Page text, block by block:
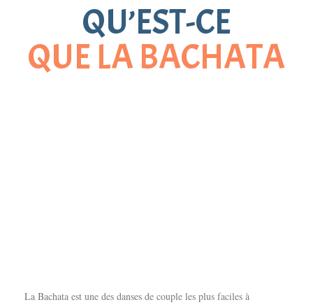
QU’EST-CE
QUE LA BACHATA
La Bachata est une des danses de couple les plus faciles à